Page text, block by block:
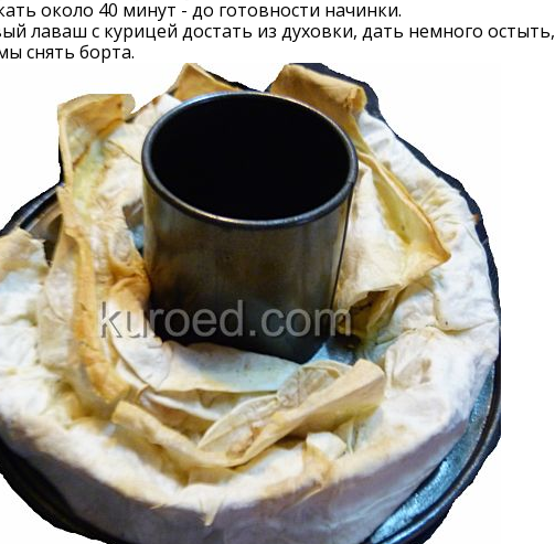
около 40 минут - до готовности начинки.
лаваш с курицей достать из духовки, дать немного остыть,
снять борта.